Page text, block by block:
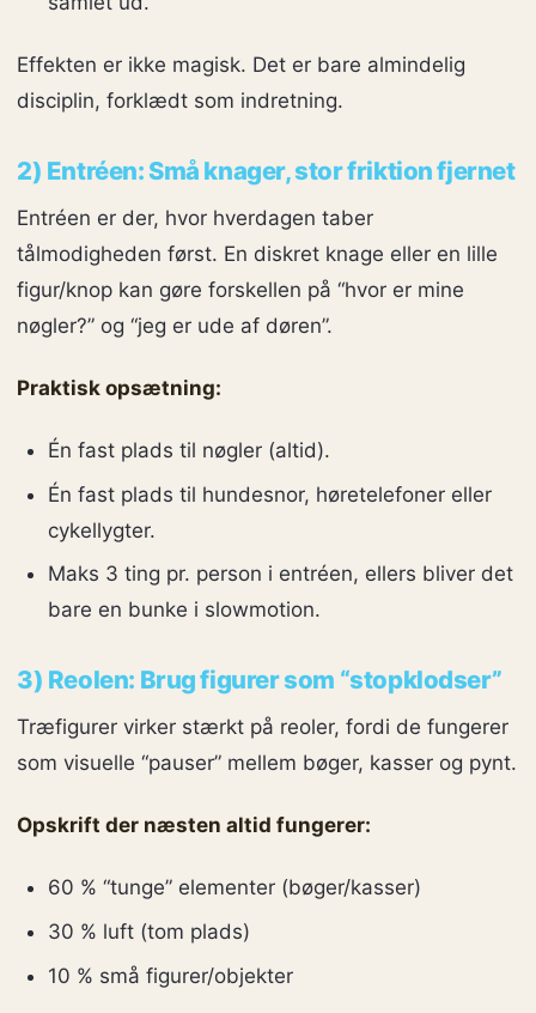
Effekten er ikke magisk. Det er bare almindelig
disciplin, forklædt som indretning.
2) Entréen: Små knager, stor friktion fjernet
Entréen er der, hvor hverdagen taber
tålmodigheden først. En diskret knage eller en lille
figur/knop kan gøre forskellen på “hvor er mine
nøgler?” og “jeg er ude af døren”.
Praktisk opsætning:
Én fast plads til nøgler (altid).
Én fast plads til hundesnor, høretelefoner eller
cykellygter.
Maks 3 ting pr. person i entréen, ellers bliver det
bare en bunke i slowmotion.
3) Reolen: Brug figurer som “stopklodser”
Træfigurer virker stærkt på reoler, fordi de fungerer
som visuelle “pauser” mellem bøger, kasser og pynt.
Opskrift der næsten altid fungerer:
60 % “tunge” elementer (bøger/kasser)
30 % luft (tom plads)
10 % små figurer/objekter